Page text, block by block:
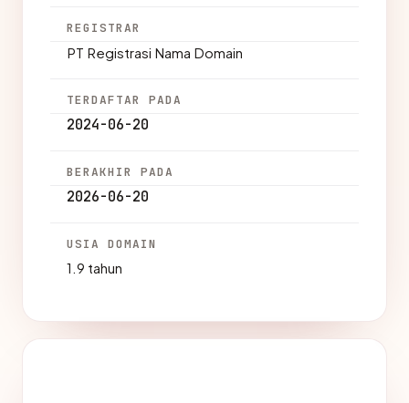
REGISTRAR
PT Registrasi Nama Domain
TERDAFTAR PADA
2024-06-20
BERAKHIR PADA
2026-06-20
USIA DOMAIN
1.9 tahun